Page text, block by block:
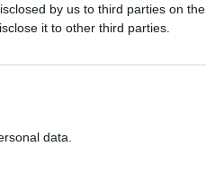
by us to third parties on the
it to other third parties.
data.
προσωπικό στο
του Δήμου Δυτικής